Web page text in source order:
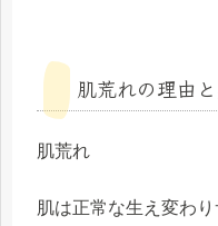
肌荒れの理由
肌荒れ
肌は正常な生え変わ